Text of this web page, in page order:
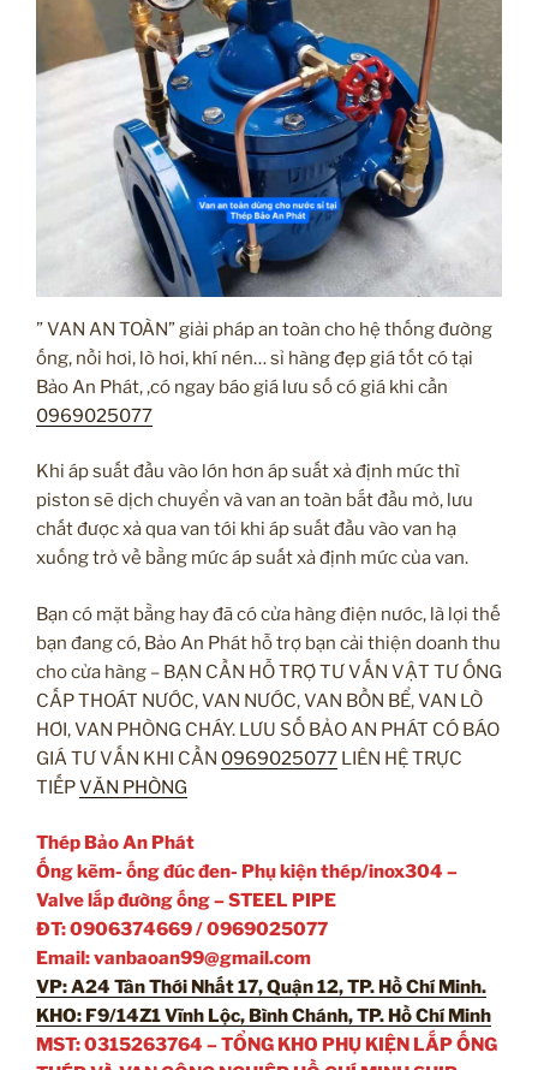
” VAN AN TOÀN” giải pháp an toàn cho hệ thống đường
ống, nồi hơi, lò hơi, khí nén… sỉ hàng đẹp giá tốt có tại
Bảo An Phát, ,có ngay báo giá lưu số có giá khi cần
0969025077
Khi áp suất đầu vào lớn hơn áp suất xả định mức thì
piston sẽ dịch chuyển và van an toàn bắt đầu mở, lưu
chất được xả qua van tới khi áp suất đầu vào van hạ
xuống trở về bằng mức áp suất xả định mức của van.
Bạn có mặt bằng hay đã có cửa hàng điện nước, là lợi thế
bạn đang có, Bảo An Phát hỗ trợ bạn cải thiện doanh thu
cho cửa hàng – BẠN CẦN HỖ TRỢ TƯ VẤN VẬT TƯ ỐNG
CẤP THOÁT NƯỚC, VAN NƯỚC, VAN BỒN BỂ, VAN LÒ
HƠI, VAN PHÒNG CHÁY. LƯU SỐ BẢO AN PHÁT CÓ BÁO
GIÁ TƯ VẤN KHI CẦN 0969025077 LIÊN HỆ TRỰC
TIẾPVĂN PHÒNG
Thép Bảo An Phát
Ống kẽm- ống đúc đen- Phụ kiện thép/inox304 –
Valve lắp đường ống – STEEL PIPE
ĐT: 0906374669 / 0969025077
Email: vanbaoan99@gmail.com
VP: A24 Tân Thới Nhất 17, Quận 12, TP. Hồ Chí Minh.
KHO: F9/14Z1 Vĩnh Lộc, Bình Chánh, TP. Hồ Chí Minh
MST: 0315263764 – TỔNG KHO PHỤ KIỆN LẮP ỐNG